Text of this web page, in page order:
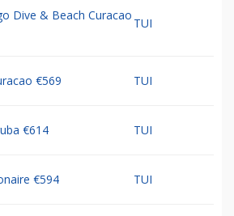
Dive & Beach Curacao
TUI
€569 TUI
€614 TUI
€594 TUI